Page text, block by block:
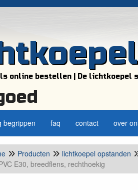
online bestellen | De lichtkoepel
begrippen faq contact over
Producten lichtkoepel opstanden
E30, breedflens, rechthoekig